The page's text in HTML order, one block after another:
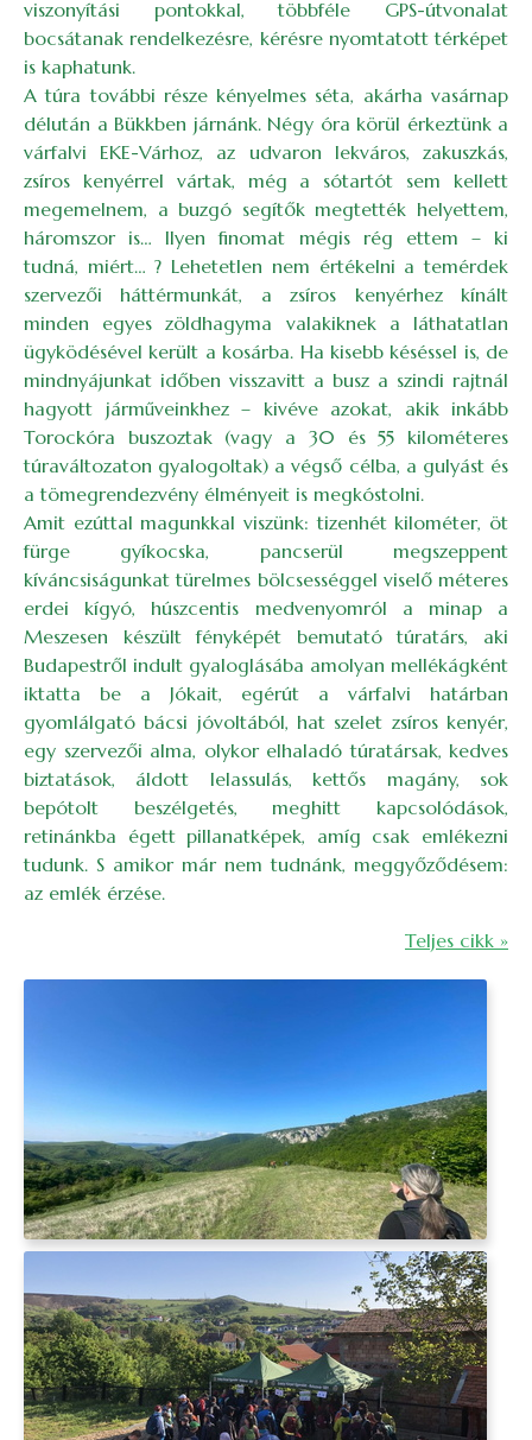
viszonyítási pontokkal, többféle GPS-útvonalat
bocsátanak rendelkezésre, kérésre nyomtatott térképet
is kaphatunk.
A túra további része kényelmes séta, akárha vasárnap
délután a Bükkben járnánk. Négy óra körül érkeztünk a
várfalvi EKE-Várhoz, az udvaron lekváros, zakuszkás,
zsíros kenyérrel vártak, még a sótartót sem kellett
megemelnem, a buzgó segítők megtették helyettem,
háromszor is… Ilyen finomat mégis rég ettem – ki
tudná, miért… ? Lehetetlen nem értékelni a temérdek
szervezői háttérmunkát, a zsíros kenyérhez kínált
minden egyes zöldhagyma valakiknek a láthatatlan
ügyködésével került a kosárba. Ha kisebb késéssel is, de
mindnyájunkat időben visszavitt a busz a szindi rajtnál
hagyott járműveinkhez – kivéve azokat, akik inkább
Torockóra buszoztak (vagy a 30 és 55 kilométeres
túraváltozaton gyalogoltak) a végső célba, a gulyást és
a tömegrendezvény élményeit is megkóstolni.
Amit ezúttal magunkkal viszünk: tizenhét kilométer, öt
fürge gyíkocska, pancserül megszeppent
kíváncsiságunkat türelmes bölcsességgel viselő méteres
erdei kígyó, húszcentis medvenyomról a minap a
Meszesen készült fényké­pét bemutató túratárs, aki
Budapestről indult gyaloglásába amolyan mellékágként
iktatta be a Jókait, egérút a várfalvi határban
gyomlálgató bácsi jóvoltából, hat szelet zsíros kenyér,
egy szervezői alma, olykor elhaladó túratársak, kedves
biztatások, áldott lelassulás, kettős magány, sok
bepótolt beszélgetés, meghitt kapcsolódások,
retinánkba égett pillanatképek, amíg csak emlékezni
tudunk. S amikor már nem tudnánk, meggyőződésem:
az emlék érzése.
Teljes cikk »